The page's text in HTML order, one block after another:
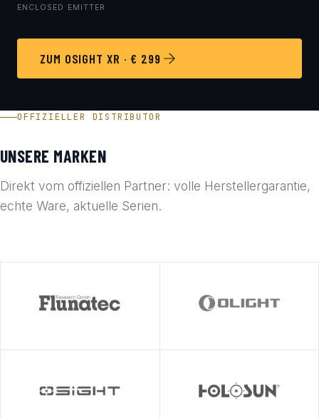
ENCLOSED EMITTER
ZUM OSIGHT XR · € 299
OFFIZIELLER DISTRIBUTOR
UNSERE MARKEN
Direkt vom offiziellen Partner: volle Herstellergarantie,
echte Ware, aktuelle Serien.